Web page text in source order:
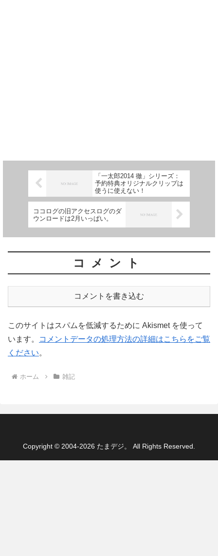
「一太郎2014 徹」シリーズ：
予約特典オリジナルクリップは
使うに使えない！
ココログの旧アクセスログのダ
ウンロードは2月いっぱい。
コメント
コメントを書き込む
このサイトはスパムを低減するために Akismet を使って
います。
コメントデータの処理方法の詳細はこちらをご覧
ください。
ホーム 雑記
Copyright © 2004-2026 たまデジ。 All Rights Reserved.